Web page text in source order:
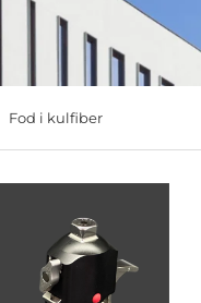
Fod i kulfiber